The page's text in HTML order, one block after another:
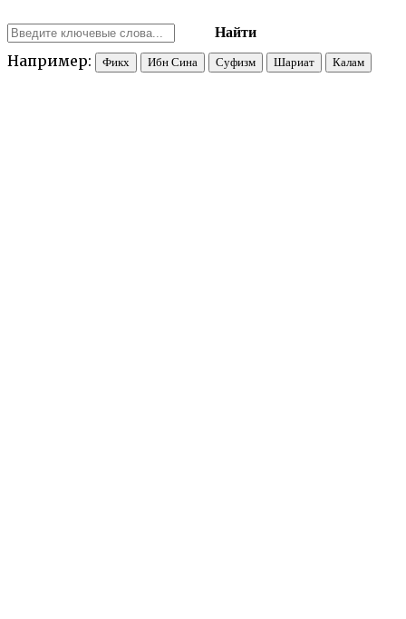
Найти
Например: Фикх Ибн Сина Суфизм Шариат Калам